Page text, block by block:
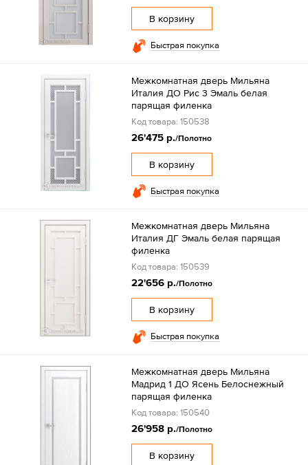
В корзину
Быстрая покупка
Межкомнатная дверь Мильяна
Италия ДО Рис 3 Эмаль белая
парящая филенка
Код товара: 150538
26'475 р./Полотно
В корзину
Быстрая покупка
Межкомнатная дверь Мильяна
Италия ДГ Эмаль белая парящая
филенка
Код товара: 150539
22'656 р./Полотно
В корзину
Быстрая покупка
Межкомнатная дверь Мильяна
Мадрид 1 ДО Ясень Белоснежный
парящая филенка
Код товара: 150540
26'958 р./Полотно
В корзину